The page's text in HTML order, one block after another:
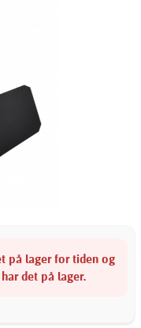
på lager for tiden og
det på lager.